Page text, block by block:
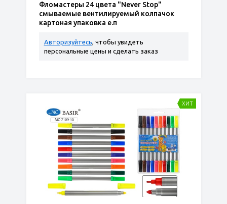
Фломастеры 24 цвета "Never Stop"
смываемые вентилируемый колпачок
картоная упаковка е.п
Авторизуйтесь, чтобы увидеть
персональные цены и сделать заказ
ХИТ